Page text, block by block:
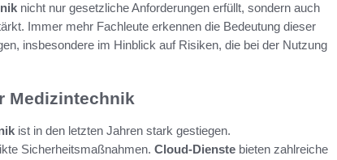
nicht nur gesetzliche Anforderungen erfüllt, sondern auch
Immer mehr Fachleute erkennen die Bedeutung dieser
insbesondere im Hinblick auf Risiken, die bei der Nutzung
Medizintechnik
ist in den letzten Jahren stark gestiegen.
Sicherheitsmaßnahmen. Cloud-Dienste bieten zahlreiche